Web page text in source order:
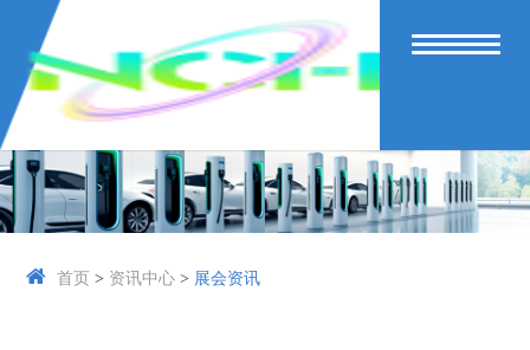
首页 > 资讯中心 > 展会资讯